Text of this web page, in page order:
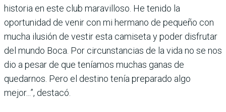
historia en este club maravilloso. He tenido la
oportunidad de venir con mi hermano de pequeño con
mucha ilusión de vestir esta camiseta y poder disfrutar
del mundo Boca. Por circuns­tancias de la vida no se nos
dio a pesar de que teníamos muchas ganas de
quedarnos. Pero el destino tenía prepa­rado algo
mejor...”, destacó.